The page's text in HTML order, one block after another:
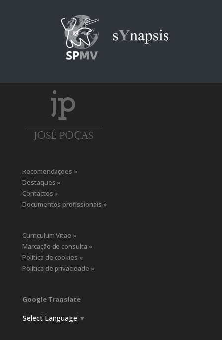
Recomendações »
Destaques »
Contactos »
Documentos profissionais »
Curriculum Vitae »
Marcação de consulta »
Política de cookies »
Política de privacidade »
Google Translate
Select Language ▼